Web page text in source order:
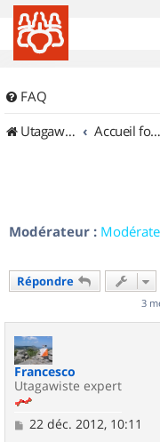
FAQ
UtagawaVTT (Randos VTT et VTTAE avec traces GPS)
Accueil forum
Modérateur :
Répondre
3
Francesco
Utagawiste expert
M
22 déc. 2012, 10:11